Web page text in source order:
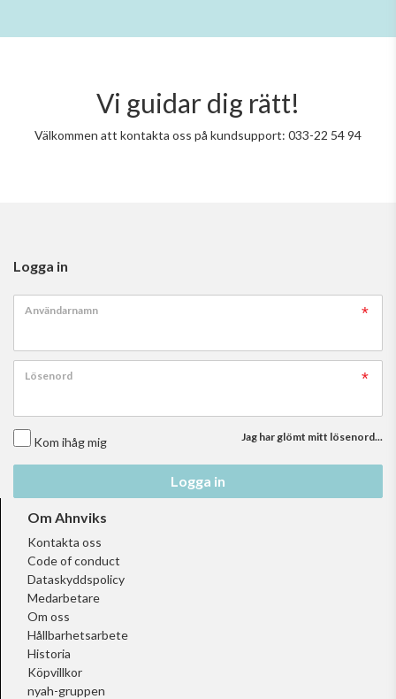
Vi guidar dig rätt!
Välkommen att kontakta oss på kundsupport: 033-22 54 94
Logga in
Användarnamn
Lösenord
Kom ihåg mig Jag har glömt mitt lösenord...
Logga in
Om Ahnviks
Kontakta oss
Code of conduct
Dataskyddspolicy
Medarbetare
Om oss
Hållbarhetsarbete
Historia
Köpvillkor
nyah-gruppen